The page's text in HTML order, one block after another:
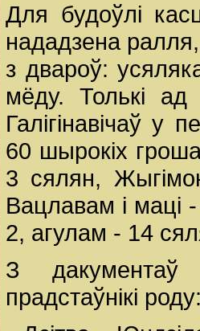
Для будоўлі
нададзена ралля,
з двароў:
мёду. Толькі
Галігінавічаў у
60 шырокіх
3 сялян,
Вацлавам і маці
2, агулам - 14
З дакументаў
прадстаўнікі